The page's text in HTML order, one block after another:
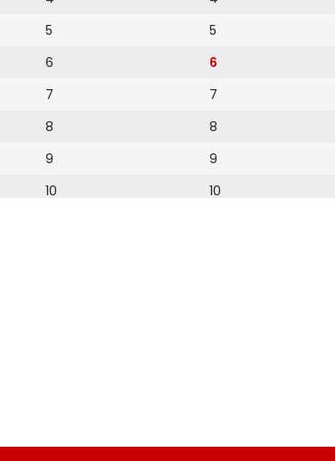
5
6
7
8
9
10
5
6
7
8
9
10
18